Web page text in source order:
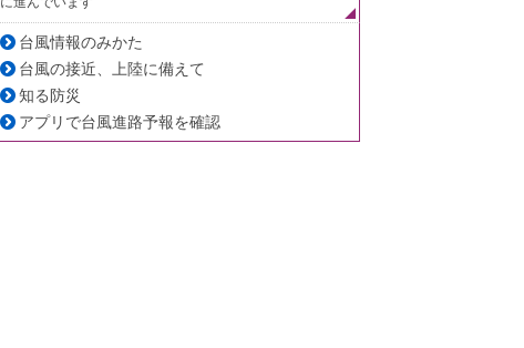
台風情報のみかた
台風の接近、上陸に備えて
知る防災
アプリで台風進路予報を確認